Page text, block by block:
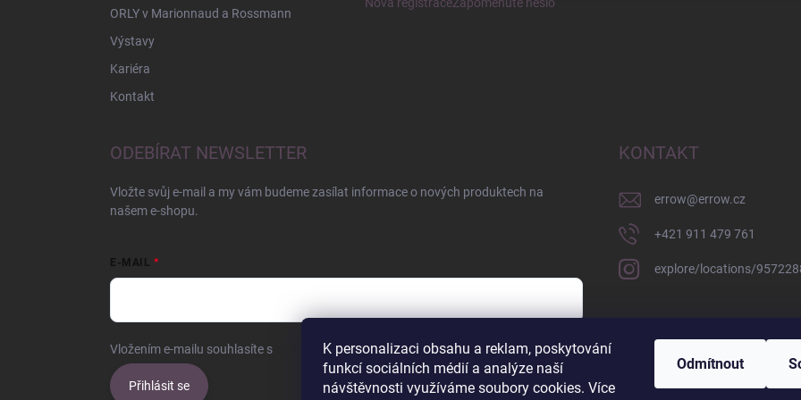
K personalizaci obsahu a reklam, poskytování
funkcí sociálních médií a analýze naší
návštěvnosti využíváme soubory cookies. Více
Odmítnout
ORLY v Marionnaud a Rossmann
Výstavy
Kariéra
Kontakt
ODEBÍRAT NEWSLETTER
Vložte svůj e-mail a my vám budeme zasílat informace o nových produktech na
našem e-shopu.
E-MAIL
Vložením e-mailu souhlasíte s podmínkami ochrany osobních údajů
Přihlásit se
KONTAKT
errow@errow.cz
+421 911 479 761
explore/locations/